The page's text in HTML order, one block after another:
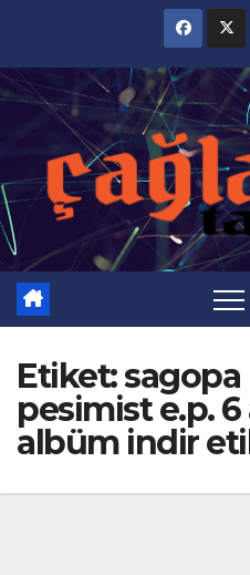
content
Etiket:
pesimist e.p.
albüm indir